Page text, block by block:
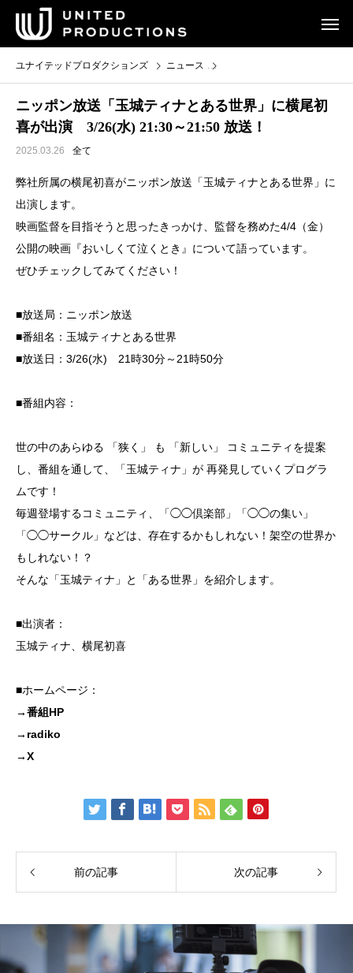
ユナイテッドプロダクションズ ニュース
ニッポン放送「玉城ティナとある世界」に横尾初
喜が出演 3/26(水) 21:30～21:50 放送！
2025.03.26 全て
弊社所属の横尾初喜がニッポン放送「玉城ティナとある世界」に
出演します。
映画監督を目指そうと思ったきっかけ、監督を務めた4/4（金）
公開の映画『おいしくて泣くとき』について語っています。
ぜひチェックしてみてください！
■放送局：ニッポン放送
■番組名：玉城ティナとある世界
■放送日：3/26(水) 21時30分～21時50分
■番組内容：
世の中のあらゆる 「狭く」 も 「新しい」 コミュニティを提案
し、番組を通して、「玉城ティナ」が 再発見していくプログラ
ムです！
毎週登場するコミュニティ、「◯◯倶楽部」「◯◯の集い」
「◯◯サークル」などは、存在するかもしれない！架空の世界か
もしれない！？
そんな「玉城ティナ」と「ある世界」を紹介します。
■出演者：
玉城ティナ、横尾初喜
■ホームページ：
→番組HP
→ radiko
→X
前の記事 次の記事